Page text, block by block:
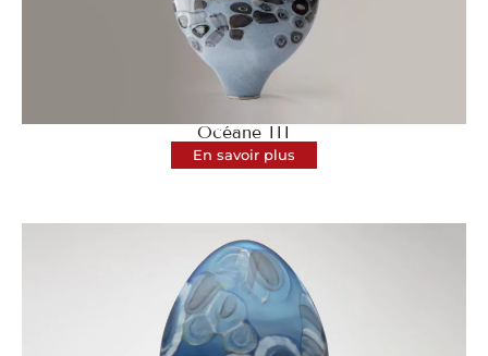
Océane III
En savoir plus